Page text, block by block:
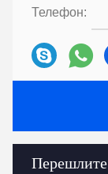
Телефон: